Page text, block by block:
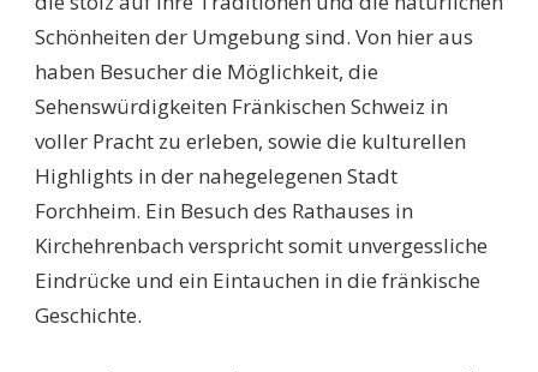
Schönheiten der Umgebung sind. Von hier aus
haben Besucher die Möglichkeit, die
Sehenswürdigkeiten Fränkischen Schweiz in
voller Pracht zu erleben, sowie die kulturellen
Highlights in der nahegelegenen Stadt
Forchheim. Ein Besuch des Rathauses in
Kirchehrenbach verspricht somit unvergessliche
Eindrücke und ein Eintauchen in die fränkische
Geschichte.